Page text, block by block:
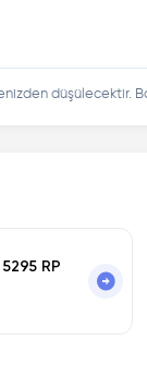
düşülecektir.
RP